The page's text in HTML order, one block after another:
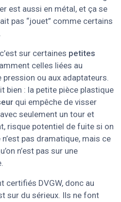
est aussi en métal, et ça se
pas “jouet” comme certains
sur certaines petites
celles liées au
ou aux adaptateurs.
bien : la petite pièce plastique
qui empêche de visser
seulement un tour et
risque potentiel de fuite si on
pas dramatique, mais ce
n’est pas sur une
certifiés DVGW, donc au
sur du sérieux. Ils ne font